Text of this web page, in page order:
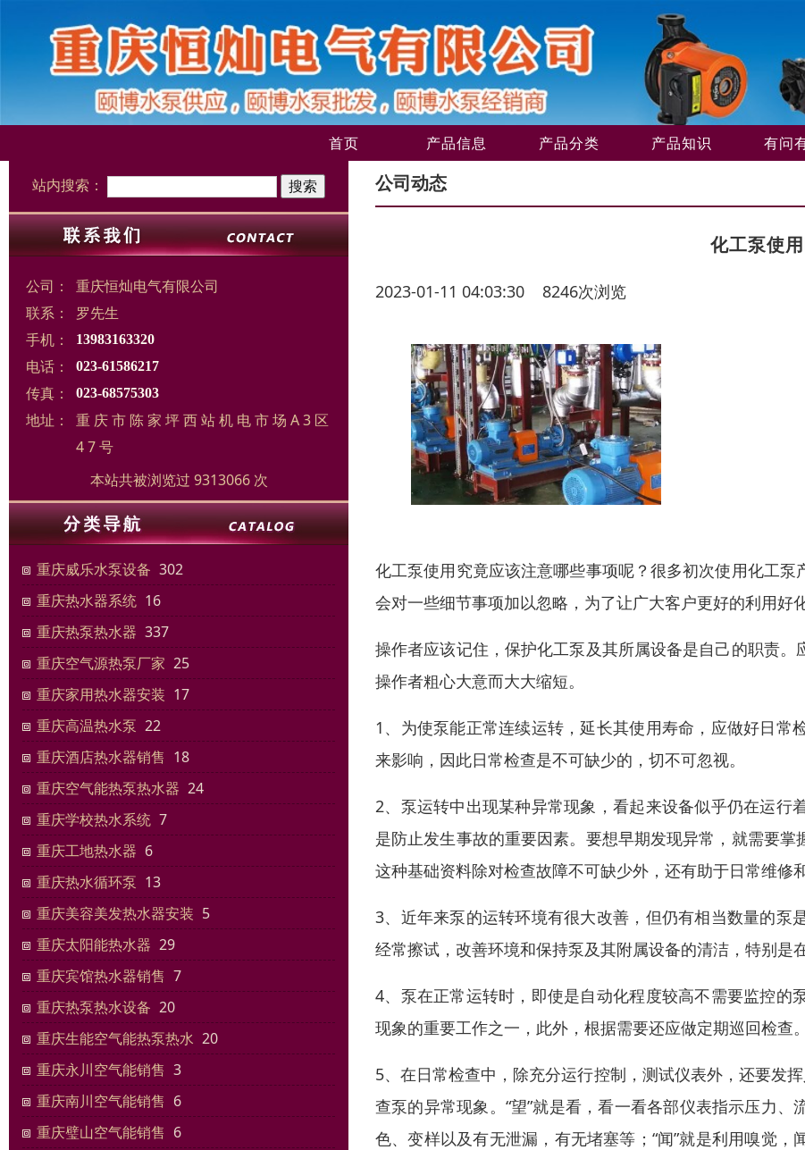
首页 产品信息 产品分类 产品知识 有问
站内搜索：
公司：
重庆恒灿电气有限公司
联系：
罗先生
手机：
13983163320
电话： 023-61586217
传真： 023-68575303
地址：
重 庆 市 陈 家 坪 西 站 机 电 市 场 A 3 区
4 7 号
本站共被浏览过 9313066 次
重庆威乐水泵设备 302
重庆热水器系统 16
重庆热泵热水器 337
重庆空气源热泵厂家 25
重庆家用热水器安装 17
重庆高温热水泵 22
重庆酒店热水器销售 18
重庆空气能热泵热水器 24
重庆学校热水系统 7
重庆工地热水器 6
重庆热水循环泵 13
重庆美容美发热水器安装 5
重庆太阳能热水器 29
重庆宾馆热水器销售 7
重庆热泵热水设备 20
重庆生能空气能热泵热水 20
重庆永川空气能销售 3
重庆南川空气能销售 6
重庆璧山空气能销售 6
公司动态
化工泵使
2023-01-11 04:03:30 8246次浏览
化工泵使用究竟应该注意哪些事项呢？很多初次使用化工
会对一些细节事项加以忽略，为了让广大客户更好的利用好
操作者应该记住，保护化工泵及其所属设备是自己的职责
操作者粗心大意而大大缩短。
1、为使泵能正常连续运转，延长其使用寿命，应做好日
来影响，因此日常检查是不可缺少的，切不可忽视。
2、泵运转中出现某种异常现象，看起来设备似乎仍在运
是防止发生事故的重要因素。要想早期发现异常，就需要
这种基础资料除对检查故障不可缺少外，还有助于日常维修
3、近年来泵的运转环境有很大改善，但仍有相当数量的
经常擦试，改善环境和保持泵及其附属设备的清洁，特别是
4、泵在正常运转时，即使是自动化程度较高不需要监控
现象的重要工作之一，此外，根据需要还应做定期巡回检
5、在日常检查中，除充分运行控制，测试仪表外，还要发
查泵的异常现象。“望”就是看，看一看各部仪表指示压力
色、变样以及有无泄漏，有无堵塞等；“闻”就是利用嗅觉